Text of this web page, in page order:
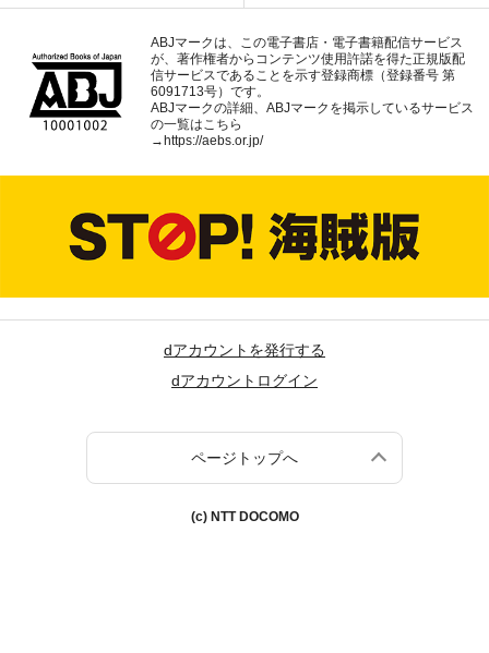
ABJマークは、この電子書店・電子書籍配信サービス
が、著作権者からコンテンツ使用許諾を得た正規版配
信サービスであることを示す登録商標（登録番号 第
6091713号）です。
ABJマークの詳細、ABJマークを掲示しているサービス
の一覧はこちら
→https://aebs.or.jp/
dアカウントを発行する
dアカウントログイン
ページトップへ
(c) NTT DOCOMO